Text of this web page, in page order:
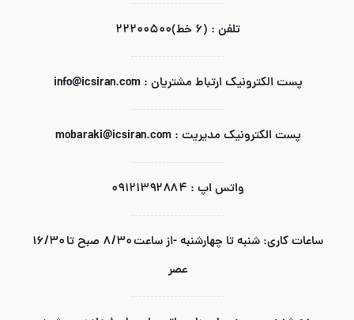
تلفن : (۶ خط)۲۲۲۰۰۵۰۰
پست الکترونیک ارتباط مشتریان : info@icsiran.com
پست الکترونیک مدیریت : mobaraki@icsiran.com
واتس اپ : ۰۹۱۲۱۳۹۲۸۸۴
ساعات کاری: شنبه تا چهارشنبه -از ساعت ۸/۳۰ صبح تا ۱۶/۳۰
عصر